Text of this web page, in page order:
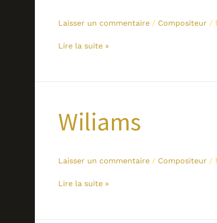
Laisser un commentaire / Compositeur /
Lire la suite »
Wiliams
Laisser un commentaire / Compositeur /
Wiliams
Lire la suite »